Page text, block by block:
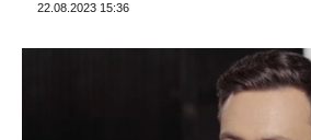
22.08.2023 15:36